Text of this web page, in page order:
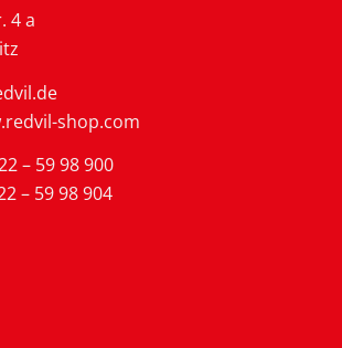
4 a
shop.com
– 59 98 900
– 59 98 904